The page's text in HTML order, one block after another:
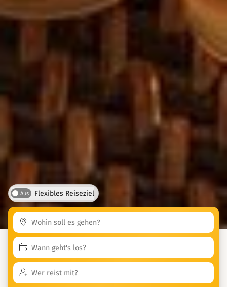
Aus Flexibles Reiseziel